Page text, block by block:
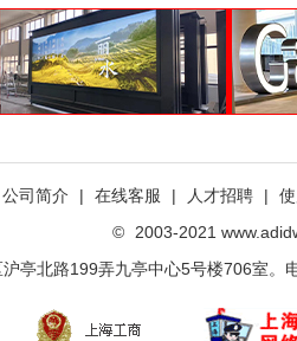
公司简介 | 在线客服 | 人才招聘 |
© 2003-2021
亭北路199弄九亭中心5号楼706室